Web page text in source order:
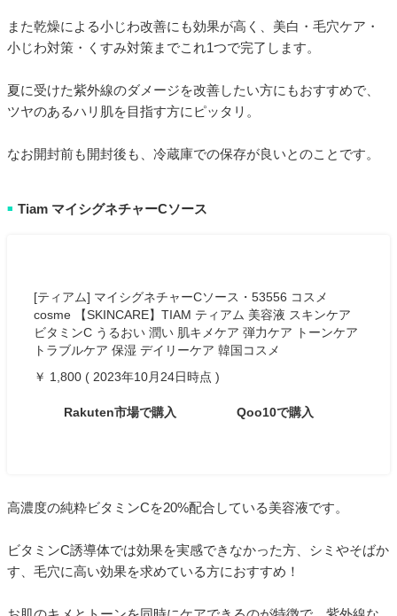
また乾燥による小じわ改善にも効果が高く、美白・毛穴ケア・
小じわ対策・くすみ対策までこれ1つで完了します。
夏に受けた紫外線のダメージを改善したい方にもおすすめで、
ツヤのあるハリ肌を目指す方にピッタリ。
なお開封前も開封後も、冷蔵庫での保存が良いとのことです。
■ Tiam マイシグネチャーCソース
[ティアム] マイシグネチャーCソース・53556 コスメ
cosme 【SKINCARE】TIAM ティアム 美容液 スキンケア
ビタミンC うるおい 潤い 肌キメケア 弾力ケア トーンケア
トラブルケア 保湿 デイリーケア 韓国コスメ
￥ 1,800 ( 2023年10月24日時点 )
Rakuten市場で購入 Qoo10で購入
高濃度の純粋ビタミンCを20%配合している美容液です。
ビタミンC誘導体では効果を実感できなかった方、シミやそばか
す、毛穴に高い効果を求めている方におすすめ！